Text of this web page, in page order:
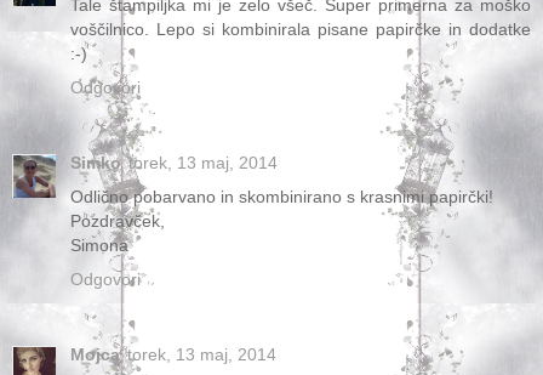
Tale štampiljka mi je zelo všeč. Super primerna za moško
voščilnico. Lepo si kombinirala pisane papirčke in dodatke
:-)
Odgovori
Simko torek, 13 maj, 2014
Odlično pobarvano in skombinirano s krasnimi papirčki!
Pozdravček,
Simona
Odgovori
Mojca torek, 13 maj, 2014